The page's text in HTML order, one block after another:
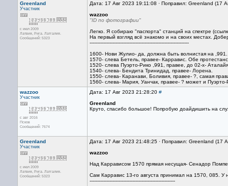
Greenland
Участник
с июл 2009
Латвия, Рига. Латгалия.
Сообщений: 5323
Дата: 17 Авг 2023 19:11:08 · Поправил: Greenland (17
wazzoo
"ID по фотографии"
Легко. Я собираю "паспорта" станций на спектре
На первый взгляд всё знакомо и на своих местах.
-----------------------------------------------------------------
1600- Нови Жулио- да, должна быть волнистая на ,991.
1570- слева Бетель, правее- Карравис. Обе
1520- слева Пуэрто-Рико ,991, правее, до 02-х-
1540- слева- Бендита Тринидад, правее- Лорена.
1550- слева- Каранави, Боливия, правее- ?, самая
1560- слева- Мария, Уанчак, правее- ? может и
wazzoo
Участник
с авг 2016
Псков
Сообщений: 7674
Дата: 17 Авг 2023 21:28:20 #
Greenland
Круто, спасибо большое! Попробую доайдишить на
Greenland
Участник
с июл 2009
Латвия, Рига. Латгалия.
Сообщений: 5323
Дата: 17 Авг 2023 21:48:25 · Поправил: Greenland (17
wazzoo
Над Каррависом 1570 прямая несущая- Сенадор
Сам Карравис 13-го августа принимал на 1570, 085. У
--------------------------------------------------------